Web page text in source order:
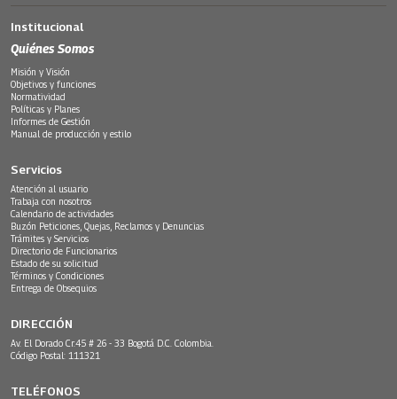
Institucional
Quiénes Somos
Misión y Visión
Objetivos y funciones
Normatividad
Políticas y Planes
Informes de Gestión
Manual de producción y estilo
Servicios
Atención al usuario
Trabaja con nosotros
Calendario de actividades
Buzón Peticiones, Quejas, Reclamos y Denuncias
Trámites y Servicios
Directorio de Funcionarios
Estado de su solicitud
Términos y Condiciones
Entrega de Obsequios
DIRECCIÓN
Av. El Dorado Cr.45 # 26 - 33 Bogotá D.C. Colombia.
Código Postal: 111321
TELÉFONOS